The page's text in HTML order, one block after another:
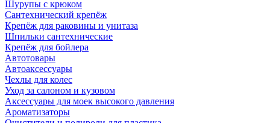
Шурупы с крюком
Сантехнический крепёж
Крепёж для раковины и унитаза
Шпильки сантехнические
Крепёж для бойлера
Автотовары
Автоаксессуары
Чехлы для колес
Уход за салоном и кузовом
Аксессуары для моек высокого давления
Ароматизаторы